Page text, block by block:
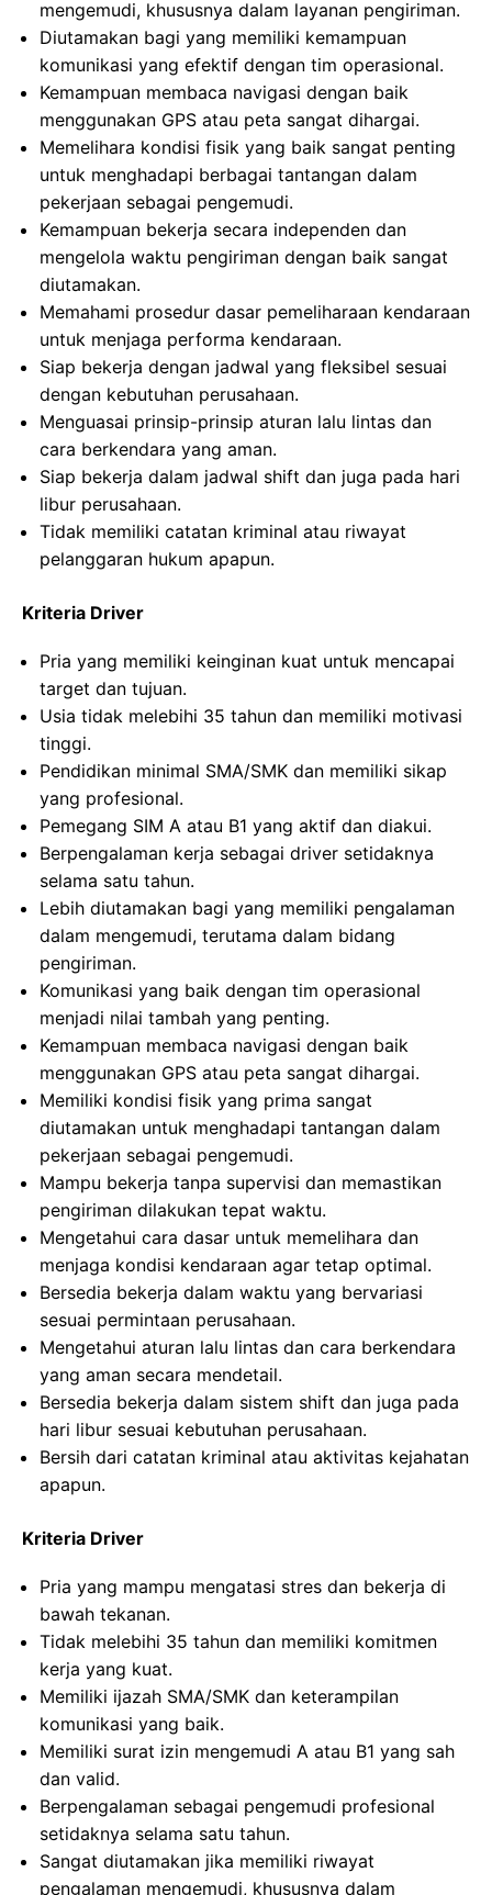
mengemudi, khususnya dalam layanan pengiriman.
Diutamakan bagi yang memiliki kemampuan
komunikasi yang efektif dengan tim operasional.
Kemampuan membaca navigasi dengan baik
menggunakan GPS atau peta sangat dihargai.
Memelihara kondisi fisik yang baik sangat penting
untuk menghadapi berbagai tantangan dalam
pekerjaan sebagai pengemudi.
Kemampuan bekerja secara independen dan
mengelola waktu pengiriman dengan baik sangat
diutamakan.
Memahami prosedur dasar pemeliharaan kendaraan
untuk menjaga performa kendaraan.
Siap bekerja dengan jadwal yang fleksibel sesuai
dengan kebutuhan perusahaan.
Menguasai prinsip-prinsip aturan lalu lintas dan
cara berkendara yang aman.
Siap bekerja dalam jadwal shift dan juga pada hari
libur perusahaan.
Tidak memiliki catatan kriminal atau riwayat
pelanggaran hukum apapun.
Kriteria Driver
Pria yang memiliki keinginan kuat untuk mencapai
target dan tujuan.
Usia tidak melebihi 35 tahun dan memiliki motivasi
tinggi.
Pendidikan minimal SMA/SMK dan memiliki sikap
yang profesional.
Pemegang SIM A atau B1 yang aktif dan diakui.
Berpengalaman kerja sebagai driver setidaknya
selama satu tahun.
Lebih diutamakan bagi yang memiliki pengalaman
dalam mengemudi, terutama dalam bidang
pengiriman.
Komunikasi yang baik dengan tim operasional
menjadi nilai tambah yang penting.
Kemampuan membaca navigasi dengan baik
menggunakan GPS atau peta sangat dihargai.
Memiliki kondisi fisik yang prima sangat
diutamakan untuk menghadapi tantangan dalam
pekerjaan sebagai pengemudi.
Mampu bekerja tanpa supervisi dan memastikan
pengiriman dilakukan tepat waktu.
Mengetahui cara dasar untuk memelihara dan
menjaga kondisi kendaraan agar tetap optimal.
Bersedia bekerja dalam waktu yang bervariasi
sesuai permintaan perusahaan.
Mengetahui aturan lalu lintas dan cara berkendara
yang aman secara mendetail.
Bersedia bekerja dalam sistem shift dan juga pada
hari libur sesuai kebutuhan perusahaan.
Bersih dari catatan kriminal atau aktivitas kejahatan
apapun.
Kriteria Driver
Pria yang mampu mengatasi stres dan bekerja di
bawah tekanan.
Tidak melebihi 35 tahun dan memiliki komitmen
kerja yang kuat.
Memiliki ijazah SMA/SMK dan keterampilan
komunikasi yang baik.
Memiliki surat izin mengemudi A atau B1 yang sah
dan valid.
Berpengalaman sebagai pengemudi profesional
setidaknya selama satu tahun.
Sangat diutamakan jika memiliki riwayat
pengalaman mengemudi, khususnya dalam